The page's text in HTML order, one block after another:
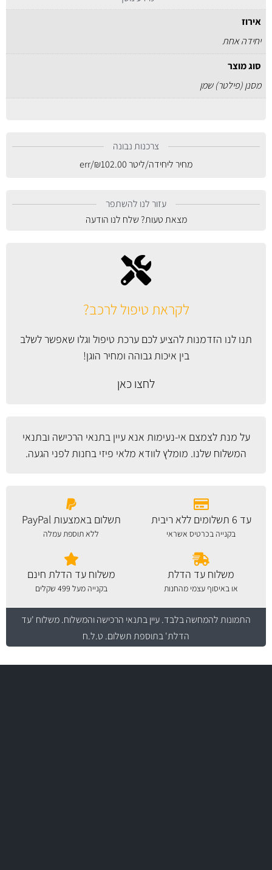
לקראת טיפול לרכב?
תנו לנו הזדמנות להציע לכם ערכת טיפול וגלו שאפשר לשלב
בין איכות גבוהה ומחיר הוגן!
לחצו כאן
על מנת לצמצם אי-נעימות אנא עייןבתנאי הרכישה ובתנאי
המשלוח שלנו. מומלץ לוודא מלאי פיזי בחנות לפני הגעה.
אירוז
יחידה אחת
סוג מוצר
מסנן (פילטר) שמן
צרכנות נבונה
מחיר ליחידה/ליטר
₪102.00
/err
עזור לנו להשתפר
מצאת טעות? שלח לנו הודעה
עד 6 תשלומים ללא ריבית
בקנייה בכרטיס אשראי
תשלום באמצעות PayPal
ללא תוספת עמלה
משלוח עד הדלת
או באיסוף עצמי מהחנות
משלוח עד הדלת חינם
בקנייה מעל 499 שקלים
התמונות להמחשה בלבד.עיין בתנאי הרכישה והמשלוח. משלוח 'עד
הדלת' בתוספת תשלום. ט.ל.ח